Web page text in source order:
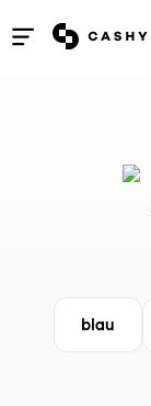
Menü
blau